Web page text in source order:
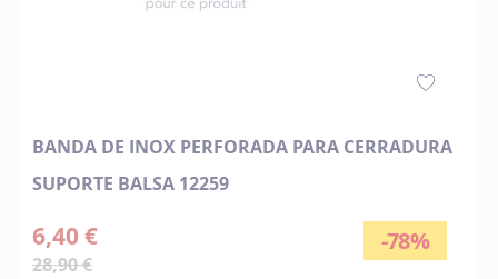
BANDA DE INOX PERFORADA PARA CERRADURA
SUPORTE BALSA 12259
-78%
6,40 €
28,90 €